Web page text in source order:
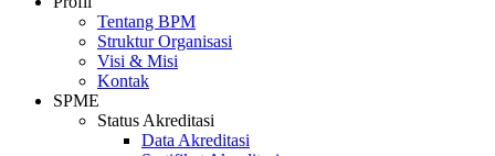
Tentang BPM
Struktur Organisasi
Visi & Misi
Kontak
SPME
Status Akreditasi
Data Akreditasi